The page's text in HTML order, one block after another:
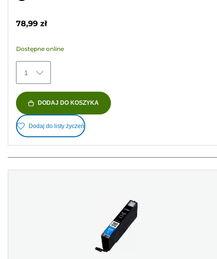
192
78,99 zł
Dostępne online
1
DODAJ DO KOSZYKA
Dodaj do listy życzeń